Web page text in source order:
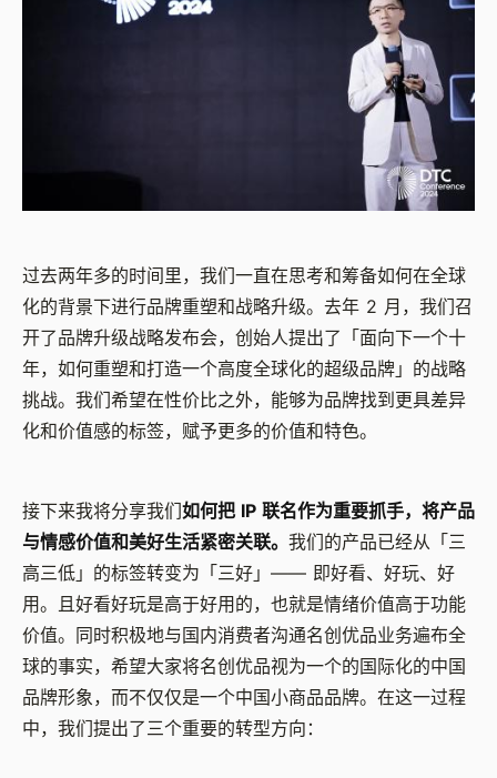
过去两年多的时间里，我们一直在思考和筹备如何在全球
化的背景下进行品牌重塑和战略升级。去年 2 月，我们召
开了品牌升级战略发布会，创始人提出了「面向下一个十
年，如何重塑和打造一个高度全球化的超级品牌」的战略
挑战。我们希望在性价比之外，能够为品牌找到更具差异
化和价值感的标签，赋予更多的价值和特色。
接下来我将分享我们如何把 IP 联名作为重要抓手，将产品
与情感价值和美好生活紧密关联。 我们的产品已经从「三
高三低」的标签转变为「三好」—— 即好看、好玩、好
用。且好看好玩是高于好用的，也就是情绪价值高于功能
价值。同时积极地与国内消费者沟通名创优品业务遍布全
球的事实，希望大家将名创优品视为一个的国际化的中国
品牌形象，而不仅仅是一个中国小商品品牌。在这一过程
中，我们提出了三个重要的转型方向：